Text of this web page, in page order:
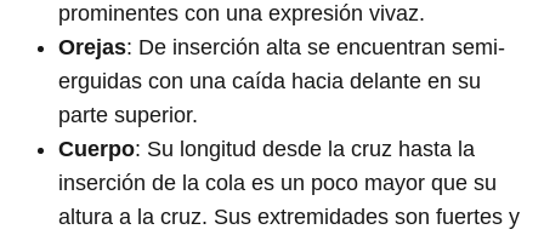
prominentes con una expresión vivaz.
Orejas: De inserción alta se encuentran semi-
erguidas con una caída hacia delante en su
parte superior.
Cuerpo: Su longitud desde la cruz hasta la
inserción de la cola es un poco mayor que su
altura a la cruz. Sus extremidades son fuertes y